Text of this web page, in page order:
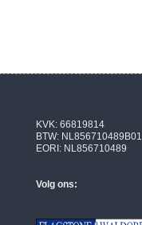
KVK: 66819814
BTW: NL856710489B01
EORI: NL856710489
Volg ons: